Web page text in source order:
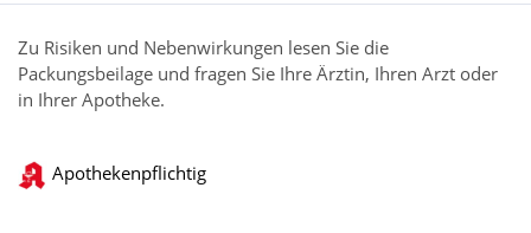
Zu Risiken und Nebenwirkungen lesen Sie die
Packungsbeilage und fragen Sie Ihre Ärztin, Ihren Arzt oder
in Ihrer Apotheke.
Apothekenpflichtig